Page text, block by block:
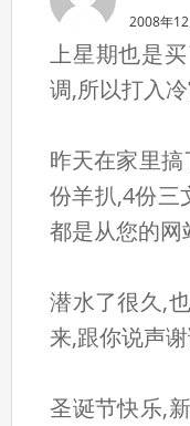
2008年
上星期也是
调,所以打入
昨天在家里
份羊扒,4份三
都是从您的网
潜水了很久,
来,跟你说声
圣诞节快乐,